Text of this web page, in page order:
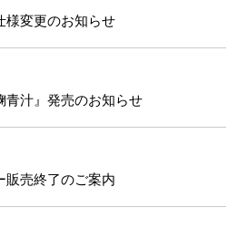
様変更のお知らせ
青汁』発売のお知らせ
販売終了のご案内